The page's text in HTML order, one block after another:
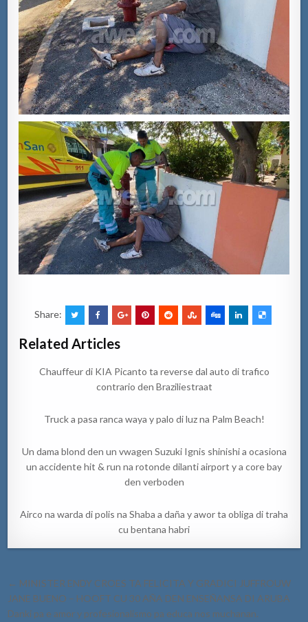
Share:
Related Articles
Chauffeur di KIA Picanto ta reverse dal auto di trafico
contrario den Braziliestraat
Truck a pasa ranca waya y palo di luz na Palm Beach!
Un dama blond den un vwagen Suzuki Ignis shinishi a ocasiona
un accidente hit & run na rotonde dilanti airport y a core bay
den verboden
Airco na warda di polis na Shaba a daña y awor ta obliga di traha
cu bentana habri
Post
navigation
← MINISTER ENDY CROES TA FELICITA Y GRADICI JUFFROUW
JANE BUENO – HOOFT CU 30 AÑA DEN ENSEÑANSA DI ARUBA
Danki pa e amor y profesionalismo pa educa nos muchanan.